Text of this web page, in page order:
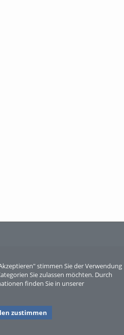
stimmen Sie der Verwendung
Sie zulassen möchten. Durch
finden Sie in unserer
zustimmen